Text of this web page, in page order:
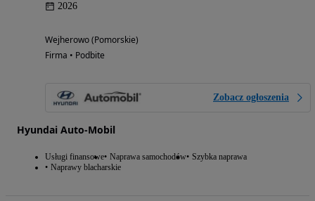
2026
Wejherowo (Pomorskie)
Firma • Podbite
Zobacz ogłoszenia
Hyundai Auto-Mobil
Usługi finansowe Naprawa samochodów Szybka naprawa
Naprawy blacharskie